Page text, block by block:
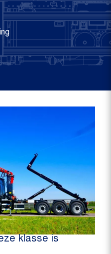
klasse is